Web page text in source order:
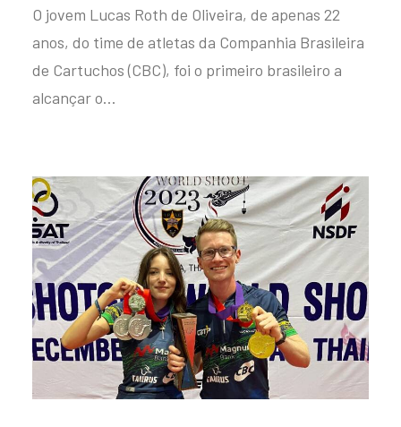
O jovem Lucas Roth de Oliveira, de apenas 22
anos, do time de atletas da Companhia Brasileira
de Cartuchos (CBC), foi o primeiro brasileiro a
alcançar o…